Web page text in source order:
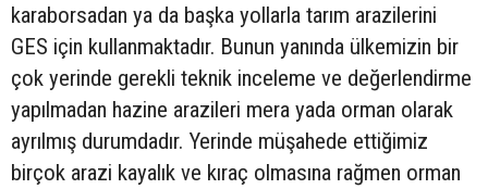
karaborsadan ya da başka yollarla tarım arazilerini
GES için kullanmaktadır. Bunun yanında ülkemizin bir
çok yerinde gerekli teknik inceleme ve değerlendirme
yapılmadan hazine arazileri mera yada orman olarak
ayrılmış durumdadır. Yerinde müşahede ettiğimiz
birçok arazi kayalık ve kıraç olmasına rağmen orman